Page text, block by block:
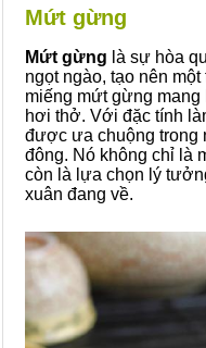
Mứt gừng
Mứt gừng là sự hòa
ngọt ngào, tạo nên
miếng mứt gừng mang
hơi thở. Với đặc tính
được ưa chuộng trong
đông. Nó không chỉ là
còn là lựa chọn lý
xuân đang về.